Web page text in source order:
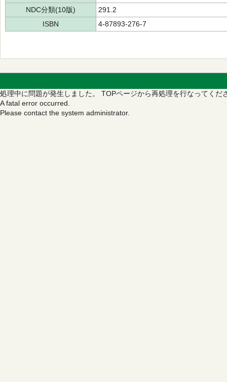
NDC分類(10版)
291.2
ISBN
4-87893-276-7
処理中に問題が発生しました。 TOPページから再処理を行なってくだ
A fatal error occurred.
Please contact the system administrator.